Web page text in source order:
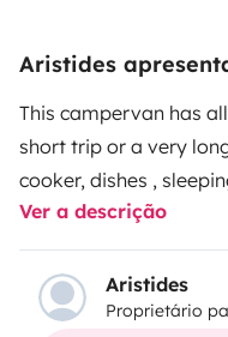
Aristides
This campervan has
short trip or a very
cooker, dishes ,
Ver a descrição
Aristides
Proprietário